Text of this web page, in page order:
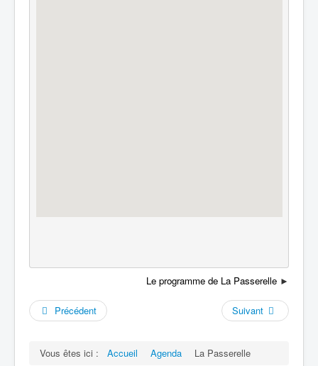
Le programme de La Passerelle ►
Précédent Suivant
Vous êtes ici : Accueil Agenda La Passerelle